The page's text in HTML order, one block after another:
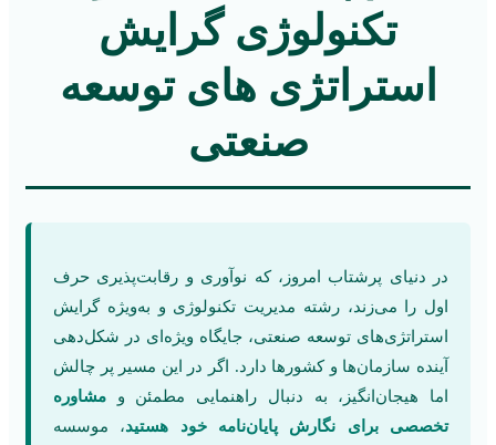
تکنولوژی گرایش
استراتژی های توسعه
صنعتی
در دنیای پرشتاب امروز، که نوآوری و رقابت‌پذیری حرف
اول را می‌زند، رشته مدیریت تکنولوژی و به‌ویژه گرایش
استراتژی‌های توسعه صنعتی، جایگاه ویژه‌ای در شکل‌دهی
آینده سازمان‌ها و کشورها دارد. اگر در این مسیر پر چالش
اما هیجان‌انگیز، به دنبال راهنمایی مطمئن و مشاوره
تخصصی برای نگارش پایان‌نامه خود هستید، موسسه